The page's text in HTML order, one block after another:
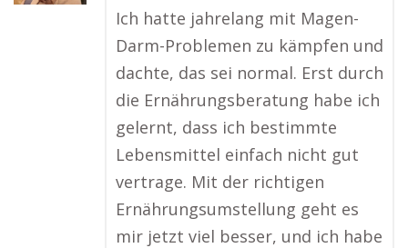
Ich hatte jahrelang mit Magen-
Darm-Problemen zu kämpfen und
dachte, das sei normal. Erst durch
die Ernährungsberatung habe ich
gelernt, dass ich bestimmte
Lebensmittel einfach nicht gut
vertrage. Mit der richtigen
Ernährungsumstellung geht es
mir jetzt viel besser, und ich habe